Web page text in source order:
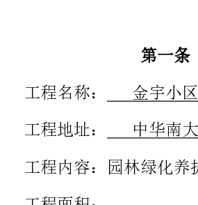
每年度养护工程造价：